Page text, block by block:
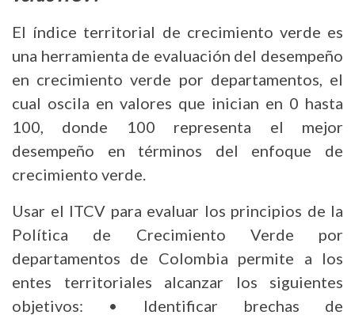
El índice territorial de crecimiento verde es
una herramienta de evaluación del desempeño
en crecimiento verde por departamentos, el
cual oscila en valores que inician en 0 hasta
100, donde 100 representa el mejor
desempeño en términos del enfoque de
crecimiento verde.
Usar el ITCV para evaluar los principios de la
Política de Crecimiento Verde por
departamentos de Colombia permite a los
entes territoriales alcanzar los siguientes
objetivos: • Identificar brechas de